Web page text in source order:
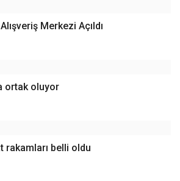
Merkezi Açıldı
ortak oluyor
rakamları belli oldu